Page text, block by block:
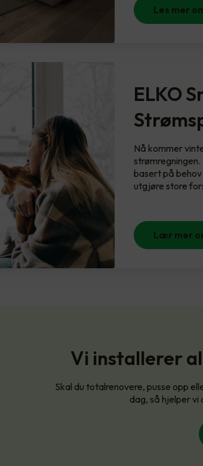
Les mer
ELKO
Nå kommer
basert på
utgjøre store
Lær mer
Vi installerer
Skal du totalrenovere, pusse opp
dag, så hjelper